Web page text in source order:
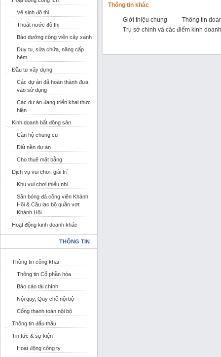
Vệ sinh đô thị
Thoát nước đô thị
Bảo dưỡng công viên cây xanh
Duy tu, sửa chữa, nâng cấp
hẻm
Đầu tư xây dựng
Các dự án đã hoàn thành đưa
vào sử dụng
Các dự án đang triển khai thực
hiện
Kinh doanh bất động sản
Căn hộ chung cư
Đất nền dự án
Cho thuê mặt bằng
Dịch vụ vui chơi, giải trí
Khu vui chơi thiếu nhi
Sân bóng đá công viên Khánh
Hội & Câu lạc bộ quần vợt
Khánh Hội
Hoạt động kinh doanh khác
THÔNG TIN
Thông tin công khai
Thông tin Cổ phần hóa
Báo cáo tài chính
Nội quy, Quy chế nội bộ
Cổng thanh toán nội bộ
Thông tin đấu thầu
Tin tức & sự kiện
Hoạt động công ty
Thông tin khác
Giới thiệu chung
Thông tin
Trụ sở chính và các điểm kinh doanh